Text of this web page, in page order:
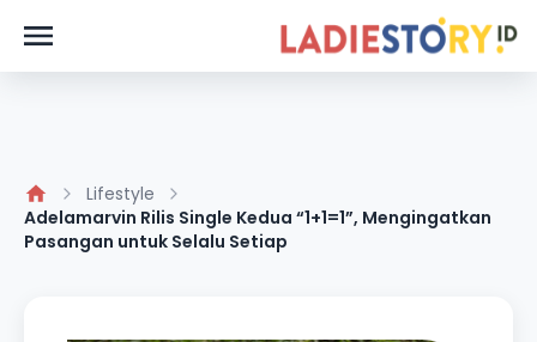
Lifestyle
Adelamarvin Rilis Single Kedua “1+1=1”, Mengingatkan
Pasangan untuk Selalu Setiap